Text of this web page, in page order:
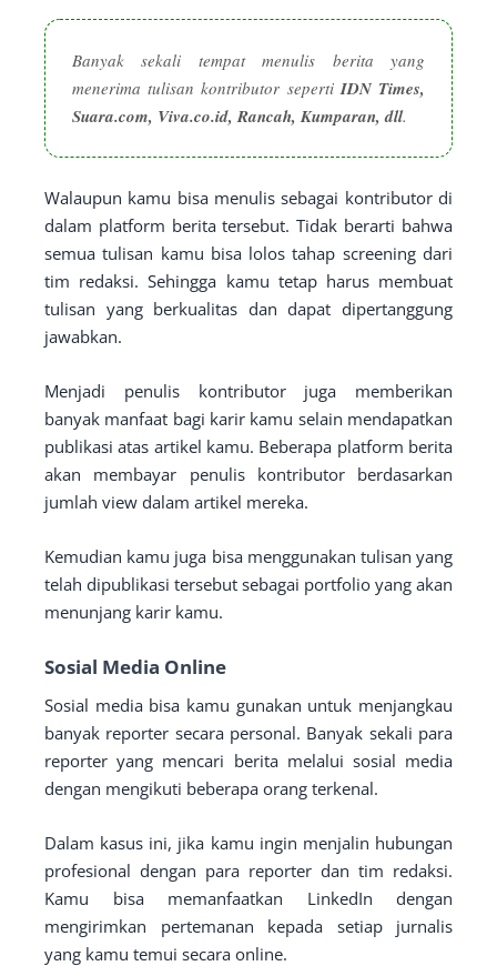
Banyak sekali tempat menulis berita yang
menerima tulisan kontributor sepertiIDN Times,
Suara.com, Viva.co.id, Rancah, Kumparan, dll.
Walaupun kamu bisa menulis sebagai kontributor di
dalam platform berita tersebut. Tidak berarti bahwa
semua tulisan kamu bisa lolos tahap screening dari
tim redaksi. Sehingga kamu tetap harus membuat
tulisan yang berkualitas dan dapat dipertanggung
jawabkan.
Menjadi penulis kontributor juga memberikan
banyak manfaat bagi karir kamu selain mendapatkan
publikasi atas artikel kamu. Beberapa platform berita
akan membayar penulis kontributor berdasarkan
jumlah view dalam artikel mereka.
Kemudian kamu juga bisa menggunakan tulisan yang
telah dipublikasi tersebut sebagai portfolio yang akan
menunjang karir kamu.
Sosial Media Online
Sosial media bisa kamu gunakan untuk menjangkau
banyak reporter secara personal. Banyak sekali para
reporter yang mencari berita melalui sosial media
dengan mengikuti beberapa orang terkenal.
Dalam kasus ini, jika kamu ingin menjalin hubungan
profesional dengan para reporter dan tim redaksi.
Kamu bisa memanfaatkan LinkedIn dengan
mengirimkan pertemanan kepada setiap jurnalis
yang kamu temui secara online.